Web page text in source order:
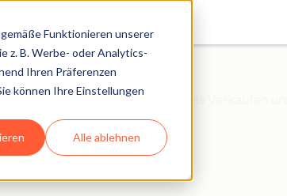
Funktionieren unserer
z. B. Werbe- oder Analytics-
Ihren Präferenzen
können Ihre Einstellungen
Alle ablehnen
Support, intelligenteres Verkaufen und